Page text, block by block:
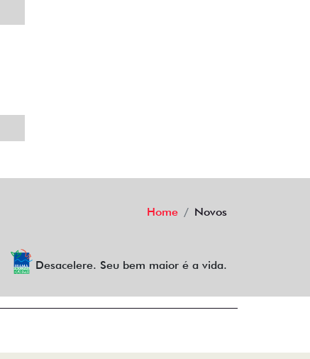
Home Novos
Desacelere. Seu bem maior é a vida.